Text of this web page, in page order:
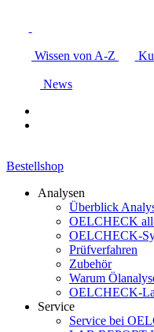
Wissen von A-Z
News
Bestellshop
Analysen
Überblick
OELCHECK
OELCHECK-
Prüfverfahren
Zubehör
Warum
OELCHECK-
Service
Service bei